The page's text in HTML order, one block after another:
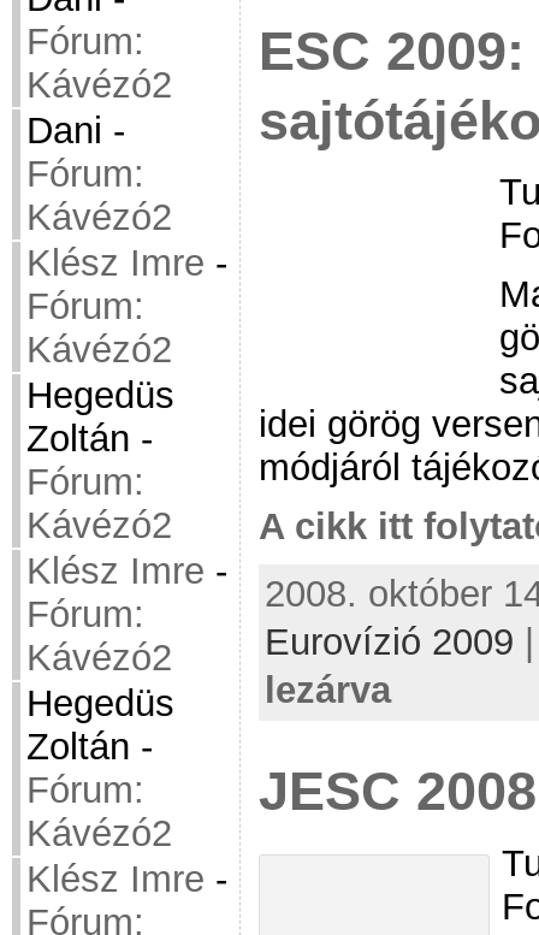
Fórum:
Kávézó2
Dani -
Fórum:
Kávézó2
Klész Imre -
Fórum:
Kávézó2
Hegedüs
Zoltán -
Fórum:
Kávézó2
Klész Imre -
Fórum:
Kávézó2
Hegedüs
Zoltán -
Fórum:
Kávézó2
Klész Imre -
Fórum:
ESC
idei görög
módjáról
A cikk itt
2008. október
Eurovízió 2009
lezárva
JESC